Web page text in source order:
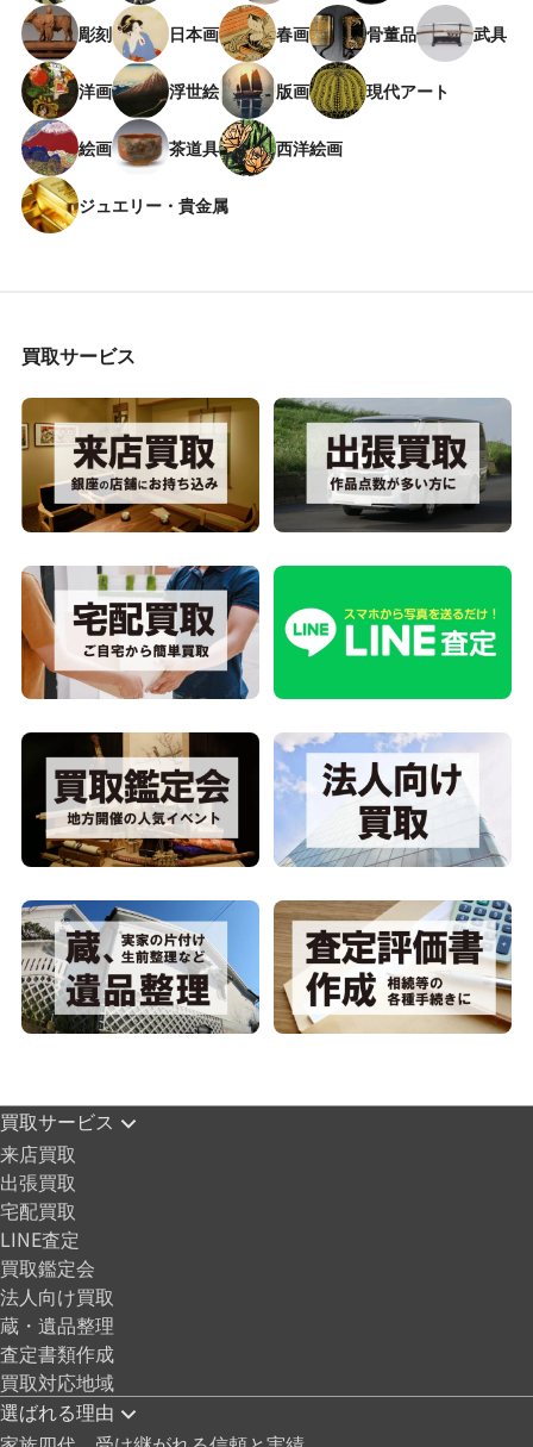
彫刻 日本画 春画 骨董品 武具
洋画 浮世絵 版画 現代アート
絵画 茶道具 西洋絵画
ジュエリー・貴金属
買取サービス
買取サービス
来店買取
出張買取
宅配買取
LINE査定
買取鑑定会
法人向け買取
蔵・遺品整理
査定書類作成
買取対応地域
選ばれる理由